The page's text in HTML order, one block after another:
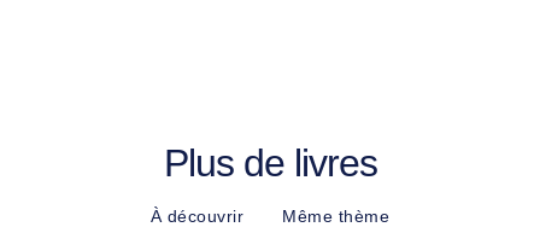
Plus de livres
À découvrir Même thème